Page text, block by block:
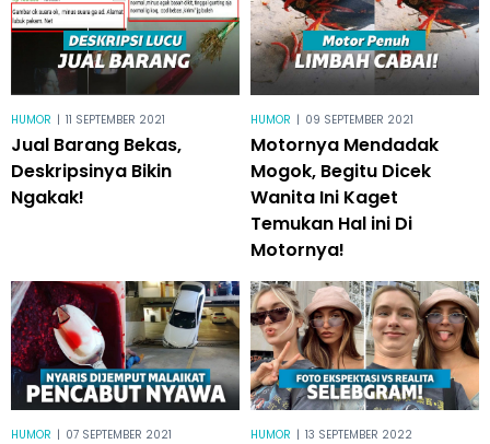
HUMOR | 11 SEPTEMBER 2021
Jual Barang Bekas,
Deskripsinya Bikin
Ngakak!
HUMOR | 09 SEPTEMBER 2021
Motornya Mendadak
Mogok, Begitu Dicek
Wanita Ini Kaget
Temukan Hal ini Di
Motornya!
HUMOR | 07 SEPTEMBER 2021 HUMOR | 13 SEPTEMBER 2022